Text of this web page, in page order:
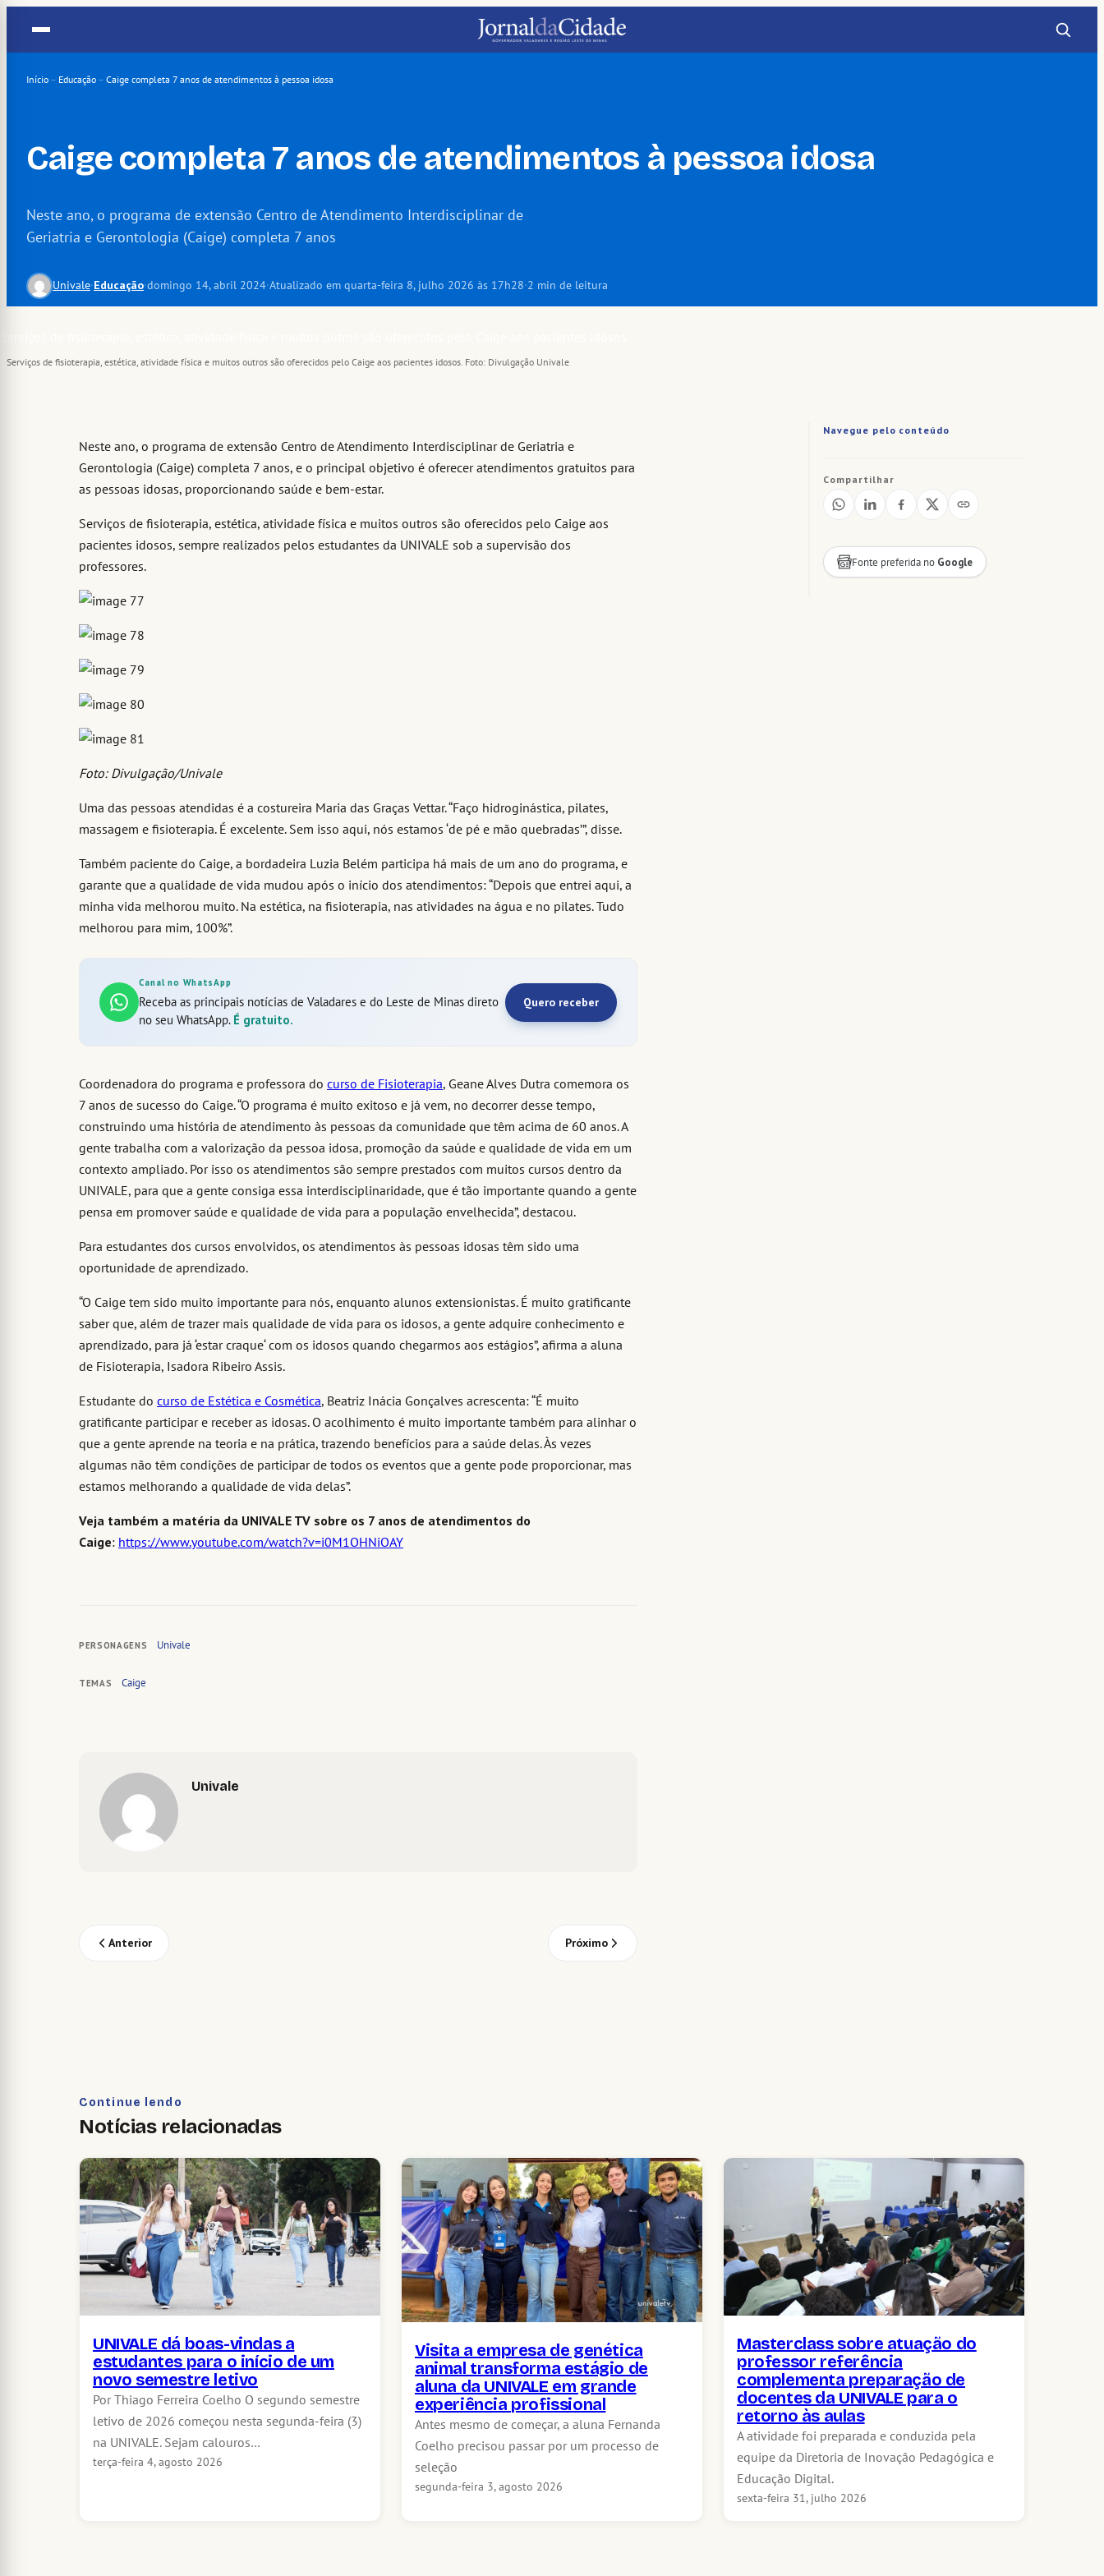
conteúdo
Início – Educação – Caige completa 7 anos de atendimentos à pessoa idosa
Caige completa 7 anos de atendimentos à pessoa idosa
Neste ano, o programa de extensão Centro de Atendimento Interdisciplinar de
Geriatria e Gerontologia (Caige) completa 7 anos
Univale·Educação·domingo 14, abril 2024·Atualizado em quarta-feira 8, julho 2026 às 17h28·2 min de leitura
Serviços de fisioterapia, estética, atividade física e muitos outros são oferecidos pelo Caige aos pacientes idosos. Foto: Divulgação Univale
Navegue pelo conteúdo
Compartilhar
Fonte preferida no Google
Neste ano, o programa de extensão Centro de Atendimento Interdisciplinar de Geriatria e
Gerontologia (Caige) completa 7 anos, e o principal objetivo é oferecer atendimentos gratuitos para
as pessoas idosas, proporcionando saúde e bem-estar.
Serviços de fisioterapia, estética, atividade física e muitos outros são oferecidos pelo Caige aos
pacientes idosos, sempre realizados pelos estudantes da UNIVALE sob a supervisão dos
professores.
Foto: Divulgação/Univale
Uma das pessoas atendidas é a costureira Maria das Graças Vettar. “Faço hidroginástica, pilates,
massagem e fisioterapia. É excelente. Sem isso aqui, nós estamos ‘de pé e mão quebradas’”, disse.
Também paciente do Caige, a bordadeira Luzia Belém participa há mais de um ano do programa, e
garante que a qualidade de vida mudou após o início dos atendimentos: “Depois que entrei aqui, a
minha vida melhorou muito. Na estética, na fisioterapia, nas atividades na água e no pilates. Tudo
melhorou para mim, 100%”.
Canal no WhatsApp
Receba as principais notícias de Valadares e do Leste de Minas direto
no seu WhatsApp. É gratuito.
Quero receber
Coordenadora do programa e professora do curso de Fisioterapia, Geane Alves Dutra comemora os
7 anos de sucesso do Caige. “O programa é muito exitoso e já vem, no decorrer desse tempo,
construindo uma história de atendimento às pessoas da comunidade que têm acima de 60 anos. A
gente trabalha com a valorização da pessoa idosa, promoção da saúde e qualidade de vida em um
contexto ampliado. Por isso os atendimentos são sempre prestados com muitos cursos dentro da
UNIVALE, para que a gente consiga essa interdisciplinaridade, que é tão importante quando a gente
pensa em promover saúde e qualidade de vida para a população envelhecida”, destacou.
Para estudantes dos cursos envolvidos, os atendimentos às pessoas idosas têm sido uma
oportunidade de aprendizado.
“O Caige tem sido muito importante para nós, enquanto alunos extensionistas. É muito gratificante
saber que, além de trazer mais qualidade de vida para os idosos, a gente adquire conhecimento e
aprendizado, para já ‘estar craque‘ com os idosos quando chegarmos aos estágios”, afirma a aluna
de Fisioterapia, Isadora Ribeiro Assis.
Estudante do curso de Estética e Cosmética, Beatriz Inácia Gonçalves acrescenta: “É muito
gratificante participar e receber as idosas. O acolhimento é muito importante também para alinhar o
que a gente aprende na teoria e na prática, trazendo benefícios para a saúde delas. Às vezes
algumas não têm condições de participar de todos os eventos que a gente pode proporcionar, mas
estamos melhorando a qualidade de vida delas”.
Veja também a matéria da UNIVALE TV sobre os 7 anos de atendimentos do
Caige: https://www.youtube.com/watch?v=i0M1OHNiOAY
PERSONAGENS Univale
TEMAS Caige
Univale
Anterior Próximo
Continue lendo
Notícias relacionadas
UNIVALE dá boas-vindas a
estudantes para o início de um
novo semestre letivo
Por Thiago Ferreira Coelho O segundo semestre
letivo de 2026 começou nesta segunda-feira (3)
na UNIVALE. Sejam calouros…
terça-feira 4, agosto 2026
Visita a empresa de genética
animal transforma estágio de
aluna da UNIVALE em grande
experiência profissional
Antes mesmo de começar, a aluna Fernanda
Coelho precisou passar por um processo de
seleção
segunda-feira 3, agosto 2026
Masterclass sobre atuação do
professor referência
complementa preparação de
docentes da UNIVALE para o
retorno às aulas
A atividade foi preparada e conduzida pela
equipe da Diretoria de Inovação Pedagógica e
Educação Digital.
sexta-feira 31, julho 2026